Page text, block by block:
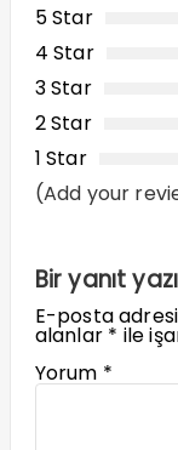
5 Star
4 Star
3 Star
2 Star
1 Star
(Add your
Bir yanıt
E-posta
alanlar * ile
Yorum *